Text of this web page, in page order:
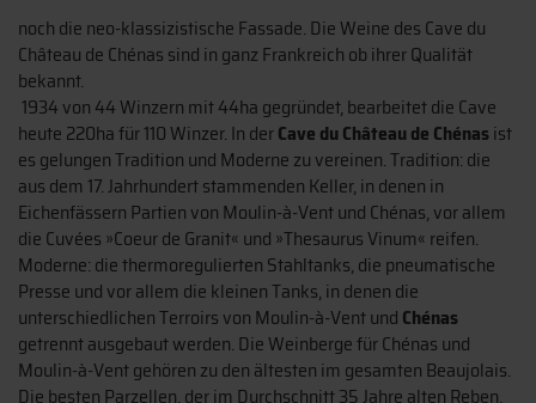
noch die neo-klassizistische Fassade. Die Weine des Cave du
Château de Chénas sind in ganz Frankreich ob ihrer Qualität
bekannt.
1934 von 44 Winzern mit 44ha gegründet, bearbeitet die Cave
heute 220ha für 110 Winzer. In derCave du Château de Chénasist
es gelungen Tradition und Moderne zu vereinen. Tradition: die
aus dem 17. Jahrhundert stammenden Keller, in denen in
Eichenfässern Partien von Moulin-à-Vent und Chénas, vor allem
die Cuvées »Coeur de Granit« und »Thesaurus Vinum« reifen.
Moderne: die thermoregulierten Stahltanks, die pneumatische
Presse und vor allem die kleinen Tanks, in denen die
unterschiedlichen Terroirs von Moulin-à-Vent und Chénas
getrennt ausgebaut werden. Die Weinberge für Chénas und
Moulin-à-Vent gehören zu den ältesten im gesamten Beaujolais.
Die besten Parzellen, der im Durchschnitt 35 Jahre alten Reben,